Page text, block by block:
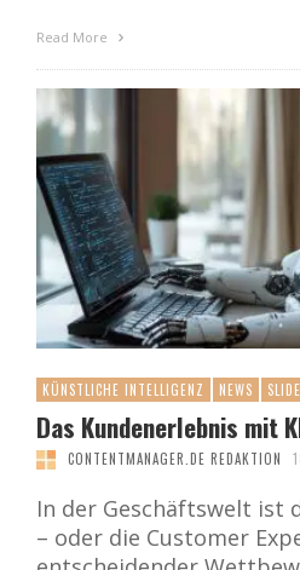
Read More
KÜNSTLICHE INTELLIGENZ NEWS
Das Kundenerlebnis mit
CONTENTMANAGER.DE REDAKTION
In der Geschäftswelt ist
– oder die Customer